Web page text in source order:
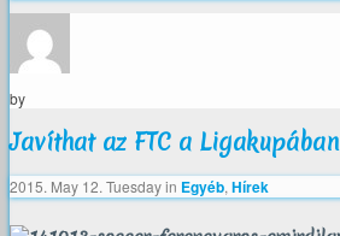
by
Javíthat az FTC a Ligakupában
2015. May 12. Tuesdayin Egyéb, Hírek